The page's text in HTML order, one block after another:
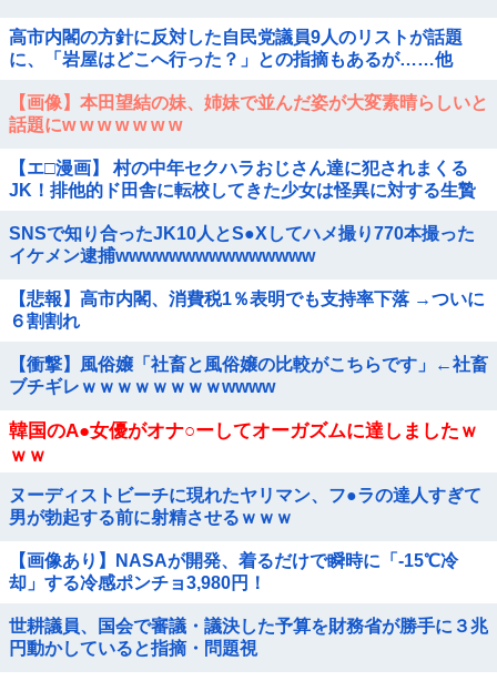
高市内閣の方針に反対した自民党議員9人のリストが話題
に、「岩屋はどこへ行った？」との指摘もあるが……他
【画像】本田望結の妹、姉妹で並んだ姿が大変素晴らしいと
話題にw w w w w w w
【エ□漫画】 村の中年セクハラおじさん達に犯されまくる
JK！排他的ド田舎に転校してきた少女は怪異に対する生贄
SNSで知り合ったJK10人とS●Xしてハメ撮り770本撮った
イケメン逮捕wwwwwwwwwwwwwww
【悲報】高市内閣、消費税1％表明でも支持率下落 →ついに
６割割れ
【衝撃】風俗嬢「社畜と風俗嬢の比較がこちらです」←社畜
ブチギレｗｗｗｗｗｗｗｗwwww
韓国のA●女優がオナ○ーしてオーガズムに達しましたｗ
ｗｗ
ヌーディストビーチに現れたヤリマン、フ●ラの達人すぎて
男が勃起する前に射精させるｗｗｗ
【画像あり】NASAが開発、着るだけで瞬時に「-15℃冷
却」する冷感ポンチョ3,980円！
世耕議員、国会で審議・議決した予算を財務省が勝手に３兆
円動かしていると指摘・問題視